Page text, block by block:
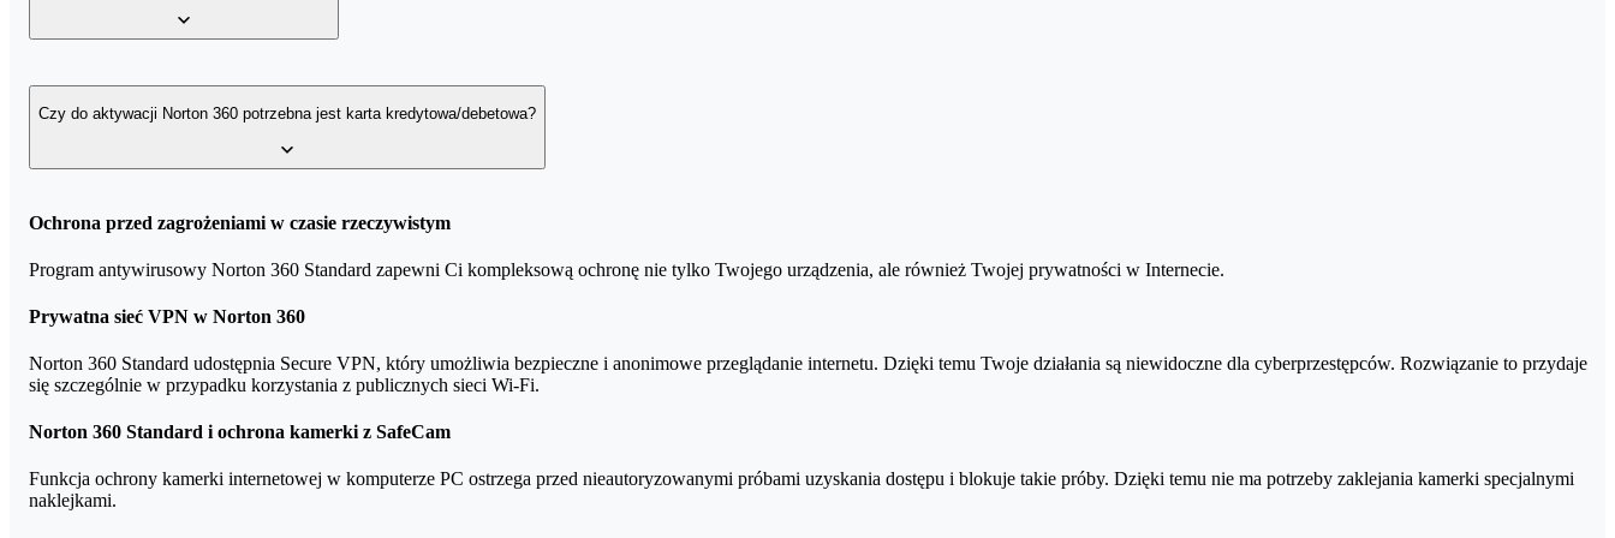
Norton 360 Deluxe – 25 GB lub 50 GB
Norton 360 Platinum – 100 GB
Norton 360 Advanced – 200 GB
Norton Password Manager tworzy zaszyfrowany skarbiec, w którym przechowuje loginy i hasła, a także numery kart płatniczych czy ubezpieczeń. Dostęp do skarbca następuje przez logowanie za pomocą
głównego hasła – tylko to hasło musisz zapamiętać. W menedżerze haseł istnieje możliwość zarządzania danymi do logowania (edytowanie, aktualizowanie, usuwanie).
Czy do aktywacji Norton 360 potrzebna jest karta kredytowa/debetowa?
Część produktów Norton 360 wymaga podania danych karty płatniczej podczas aktywacji klucza. Jednak po zalogowaniu na konto my.norton, możesz wyłączyć automatyczne odnawianie licencji i zmienić
Jeśli jednak zależy Ci na pełnej dyskrecji i nie chcesz na żadnym etapie podawać danych rozliczeniowych, wybierz antywirusa
Norton 360 z dopiskiem "BEZ KARTY"
Norton 360 Deluxe - 3 lub 5 stanowisk (bez karty)
Norton 360 Premium - 10 stanowisk (bez karty)
Klucze Norton 360, które nie mają swoich wariantów "bez karty", ale i taknie wymagają podawania karty bankowej
Ochrona przed zagrożeniami w czasie rzeczywistym
Program antywirusowy Norton 360 Standard zapewni Ci kompleksową ochronę nie tylko Twojego urządzenia, ale również Twojej prywatności w Internecie.
Prywatna sieć VPN w Norton 360
Norton 360 Standard udostępnia Secure VPN, który umożliwia bezpieczne i anonimowe przeglądanie internetu. Dzięki temu Twoje działania są niewidoczne dla cyberprzestępców. Rozwiązanie to przydaje
się szczególnie w przypadku korzystania z publicznych sieci Wi-Fi.
Norton 360 Standard i ochrona kamerki z SafeCam
Funkcja ochrony kamerki internetowej w komputerze PC ostrzega przed nieautoryzowanymi próbami uzyskania dostępu i blokuje takie próby. Dzięki temu nie ma potrzeby zaklejania kamerki specjalnymi
naklejkami.